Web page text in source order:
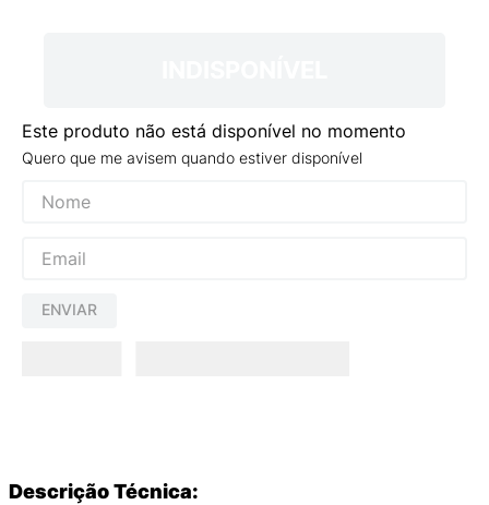
Este produto não está disponível no momento
Quero que me avisem quando estiver disponível
ENVIAR
Descrição Técnica: